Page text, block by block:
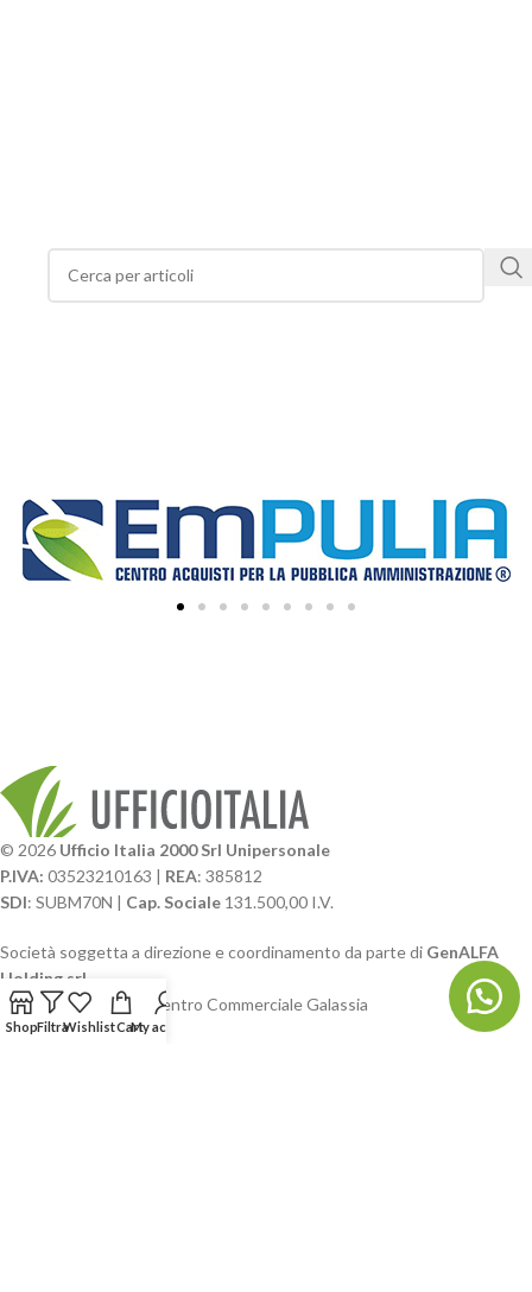
© 2026 Ufficio Italia 2000 Srl Unipersonale
P.IVA: 03523210163 | REA: 385812
SDI: SUBM70N | Cap. Sociale 131.500,00 I.V.
Società soggetta a direzione e coordinamento da parte di GenALFA
Holding srl
Via A. Ponti n. 4 – Centro Commerciale Galassia
24126 Bergamo
ShopFiltraWishlistCartMy account